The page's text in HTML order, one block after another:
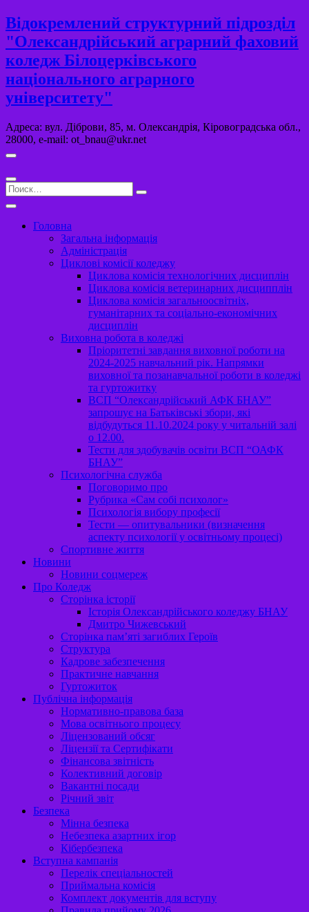
Перейти
к
содержимому
Відокремлений структурний підрозділ
"Олександрійський аграрний фаховий
коледж Білоцерківського
національного аграрного
університету"
Адреса: вул. Діброви, 85, м. Олександрія, Кіровоградська обл.,
28000, e-mail: ot_bnau@ukr.net
Поиск…
Головна
Загальна інформація
Адміністрація
Циклові комісії коледжу
Циклова комісія технологічних дисциплін
Циклова комісія ветеринарних дисципплін
Циклова комісія загальноосвітніх,
гуманітарних та соціально-економічних
дисциплін
Виховна робота в коледжі
Пріоритетні завдання виховної роботи на
2024-2025 навчальний рік. Напрямки
виховної та позанавчальної роботи в коледжі
та гуртожитку
ВСП “Олександрійський АФК БНАУ”
запрошує на Батьківські збори, які
відбудуться 11.10.2024 року у читальній залі
о 12.00.
Тести для здобувачів освіти ВСП “ОАФК
БНАУ”
Психологічна служба
Поговоримо про
Рубрика «Сам собі психолог»
Психологія вибору професії
Тести — опитувальники (визначення
аспекту психології у освітньому процесі)
Спортивне життя
Новини
Новини соцмереж
Про Коледж
Сторінка історії
Історія Олександрійського коледжу БНАУ
Дмитро Чижевський
Сторінка пам’яті загиблих Героїв
Структура
Кадрове забезпечення
Практичне навчання
Гуртожиток
Публічна інформація
Нормативно-правова база
Мова освітнього процесу
Ліцензований обсяг
Ліцензії та Сертифікати
Фінансова звітність
Колективний договір
Вакантні посади
Річний звіт
Безпека
Мінна безпека
Небезпека азартних ігор
Кібербезпека
Вступна кампанія
Перелік спеціальностей
Приймальна комісія
Комплект документів для вступу